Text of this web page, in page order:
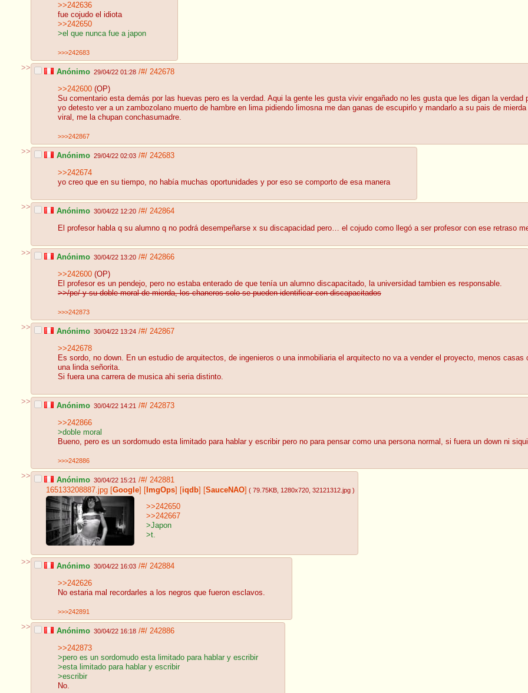
>>242636
fue cojudo el idiota
>>242650
>el que nunca fue a japon
>>>242683
>> Anónimo 29/04/22 01:28 /#/ 242678
>>242600 (OP)
Su comentario esta demás por las huevas pero es la verdad. Aqui la gente les gusta vivir engañado no les gusta que les digan la
yo detesto ver a un zambozolano muerto de hambre en lima pidiendo limosna me dan ganas de escupirlo y mandarlo a su pais de
viral, me la chupan conchasumadre.
>>>242867
>> Anónimo 29/04/22 02:03 /#/ 242683
>>242674
yo creo que en su tiempo, no había muchas oportunidades y por eso se comporto de esa manera
>> Anónimo 30/04/22 12:20 /#/ 242864
El profesor habla q su alumno q no podrá desempeñarse x su discapacidad pero… el cojudo como llegó a ser profesor con ese retraso
>> Anónimo 30/04/22 13:20 /#/ 242866
>>242600 (OP)
El profesor es un pendejo, pero no estaba enterado de que tenía un alumno discapacitado, la universidad tambien es responsable.
>>/pe/ y su doble moral de mierda, los chaneros solo se pueden identificar con discapacitados
>>>242873
>> Anónimo 30/04/22 13:24 /#/ 242867
>>242678
Es sordo, no down. En un estudio de arquitectos, de ingenieros o una inmobiliaria el arquitecto no va a vender el proyecto, menos
una linda señorita.
Si fuera una carrera de musica ahi seria distinto.
>> Anónimo 30/04/22 14:21 /#/ 242873
>>242866
>doble moral
Bueno, pero es un sordomudo esta limitado para hablar y escribir pero no para pensar como una persona normal, si fuera un down ni
>>>242886
>> Anónimo 30/04/22 15:21 /#/ 242881
165133208887.jpg [Google] [ ImgOps] [iqdb] [SauceNAO] ( 79.75KB , 1280x720 , 32121312.jpg )
>>242650
>>242667
>Japon
>t.
>> Anónimo 30/04/22 16:03 /#/ 242884
>>242626
No estaria mal recordarles a los negros que fueron esclavos.
>>>242891
>> Anónimo 30/04/22 16:18 /#/ 242886
>>242873
>pero es un sordomudo esta limitado para hablar y escribir
>esta limitado para hablar y escribir
>escribir
No.